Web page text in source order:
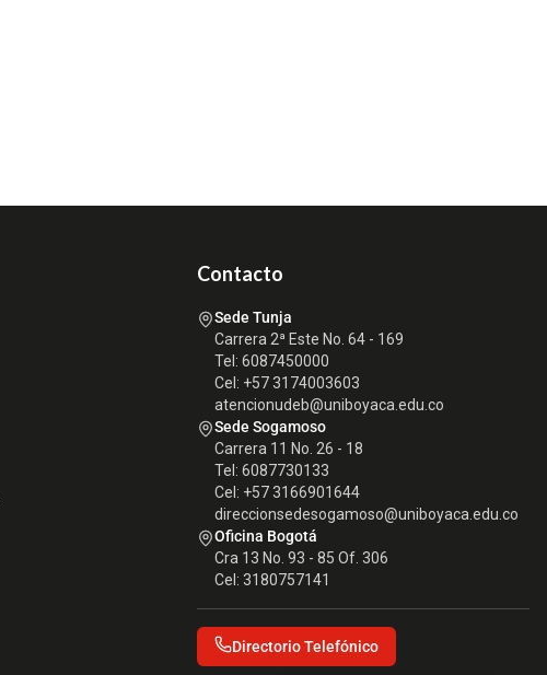
Contacto
Sede Tunja
Carrera 2ª Este No. 64 - 169
Tel: 6087450000
Cel: +57 3174003603
atencionudeb@uniboyaca.edu.co
Sede Sogamoso
Carrera 11 No. 26 - 18
Tel: 6087730133
Cel: +57 3166901644
direccionsedesogamoso@uniboyaca.edu.co
Oficina Bogotá
Cra 13 No. 93 - 85 Of. 306
Cel: 3180757141
Directorio Telefónico